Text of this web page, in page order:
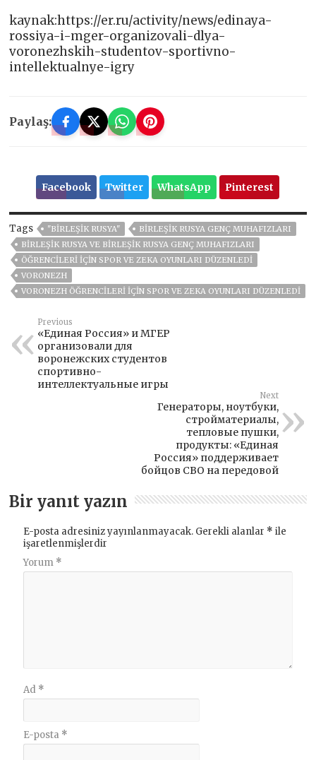
kaynak:https://er.ru/activity/news/edinaya-
rossiya-i-mger-organizovali-dlya-
voronezhskih-studentov-sportivno-
intellektualnye-igry
Paylaş:
Facebook Twitter WhatsApp Pinterest
Tags "BIRLEŞIK RUSYA"
BIRLEŞIK RUSYA GENÇ MUHAFIZLARI
BIRLEŞIK RUSYA VE BIRLEŞIK RUSYA GENÇ MUHAFIZLARI
ÖĞRENCILERI IÇIN SPOR VE ZEKA OYUNLARI DÜZENLEDI
VORONEZH
VORONEZH ÖĞRENCILERI IÇIN SPOR VE ZEKA OYUNLARI DÜZENLEDI
Previous
«Единая Россия» и МГЕР
организовали для
воронежских студентов
спортивно-
интеллектуальные игры
Next
Генераторы, ноутбуки,
стройматериалы,
тепловые пушки,
продукты: «Единая
Россия» поддерживает
бойцов СВО на передовой
Bir yanıt yazın
E-posta adresiniz yayınlanmayacak. Gerekli alanlar * ile
işaretlenmişlerdir
Yorum *
Ad *
E-posta *